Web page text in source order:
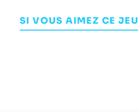
SI VOUS AIMEZ CE JEU
AVENTURE
World Tour
GEARBOX